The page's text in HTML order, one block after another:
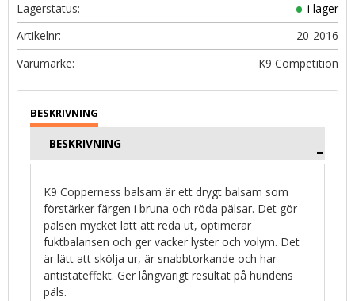
Lagerstatus
i lager
Artikelnr
20-2016
K9 Competition
BESKRIVNING
K9 Copperness balsam är ett drygt balsam som
förstärker färgen i bruna och röda pälsar. Det gör
pälsen mycket lätt att reda ut, optimerar
fuktbalansen och ger vacker lyster och volym. Det
är lätt att skölja ur, är snabbtorkande och har
antistateffekt. Ger långvarigt resultat på hundens
päls.